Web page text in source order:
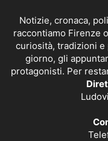
Notizie, cronaca,
raccontiamo Firenze
curiosità, tradizioni e
giorno, gli
protagonisti. Per